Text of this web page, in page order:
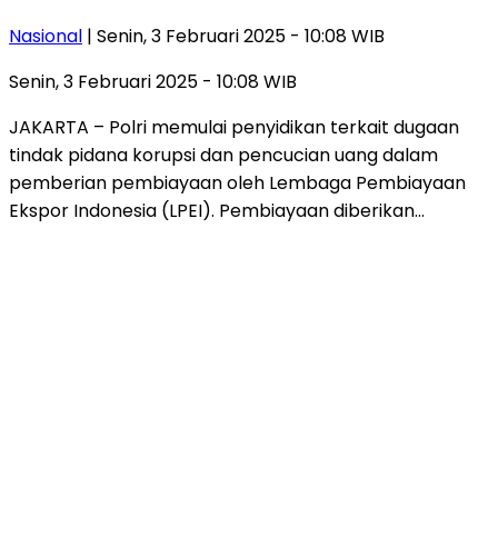
Nasional | Senin, 3 Februari 2025 - 10:08 WIB
Senin, 3 Februari 2025 - 10:08 WIB
JAKARTA – Polri memulai penyidikan terkait dugaan
tindak pidana korupsi dan pencucian uang dalam
pemberian pembiayaan oleh Lembaga Pembiayaan
Ekspor Indonesia (LPEI). Pembiayaan diberikan…